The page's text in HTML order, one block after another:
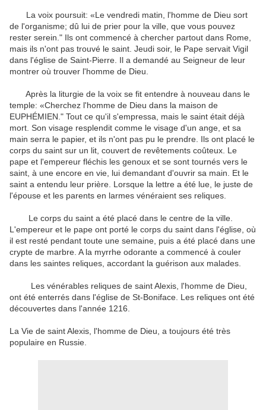
La voix poursuit: «Le vendredi matin, l'homme de Dieu sort
de l'organisme; dû lui de prier pour la ville, que vous pouvez
rester serein." Ils ont commencé à chercher partout dans Rome,
mais ils n'ont pas trouvé le saint. Jeudi soir, le Pape servait Vigil
dans l'église de Saint-Pierre. Il a demandé au Seigneur de leur
montrer où trouver l'homme de Dieu.
Après la liturgie de la voix se fit entendre à nouveau dans le
temple: «Cherchez l'homme de Dieu dans la maison de
EUPHÉMIEN." Tout ce qu'il s'empressa, mais le saint était déjà
mort. Son visage resplendit comme le visage d'un ange, et sa
main serra le papier, et ils n'ont pas pu le prendre. Ils ont placé le
corps du saint sur un lit, couvert de revêtements coûteux. Le
pape et l'empereur fléchis les genoux et se sont tournés vers le
saint, à une encore en vie, lui demandant d'ouvrir sa main.
Et le
saint a entendu leur prière. Lorsque la lettre a été lue, le juste de
l'épouse et les parents en larmes vénéraient ses reliques.
Le corps du saint a été placé dans le centre de la ville.
L'empereur et le pape ont porté le corps du saint dans l'église, où
il est resté pendant toute une semaine, puis a été placé dans une
crypte de marbre. A la myrrhe odorante a commencé à couler
dans les saintes reliques, accordant la guérison aux malades.
Les vénérables reliques de saint Alexis, l'homme de Dieu,
ont été enterrés dans l'église de St-Boniface. Les reliques ont été
découvertes dans l'année 1216.
La Vie de saint Alexis, l'homme de Dieu, a toujours été très
populaire en Russie.